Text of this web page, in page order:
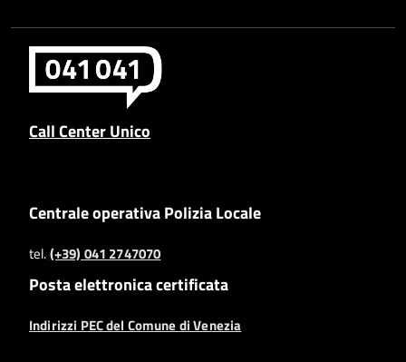
Call Center Unico
Centrale operativa Polizia Locale
tel.(+39) 041 2747070
Posta elettronica certificata
Indirizzi PEC del Comune di Venezia